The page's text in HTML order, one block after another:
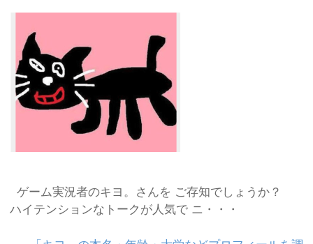
ゲーム実況者のキヨ。さんを ご存知でしょうか？
ハイテンションなトークが人気で ニ・・・